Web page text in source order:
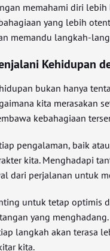
memahami diri
yang lebih
memandu langkah-
Kehidupan
bukan hanya
kita merasakan
kebahagiaan
pengalaman, baik
kita. Menghadapi
dari perjalanan untuk
untuk tetap optimis
yang
langkah akan terasa
kita.